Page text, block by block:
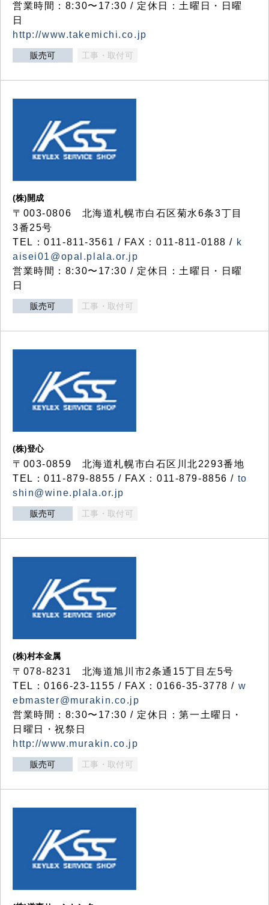
営業時間：8:30〜17:30 / 定休日：土曜日・日曜
日
http://www.takemichi.co.jp
販売可 工事・取付可
(株)開成
〒003-0806 北海道札幌市白石区菊水6条3丁目
3番25号
TEL：011-811-3561 / FAX：011-811-0188 / k
aisei01@opal.plala.or.jp
営業時間：8:30〜17:30 / 定休日：土曜日・日曜
日
販売可 工事・取付可
(株)登心
〒003-0859 北海道札幌市白石区川北2293番地
TEL：011-879-8855 / FAX：011-879-8856 / to
shin@wine.plala.or.jp
販売可 工事・取付可
(株)村本金属
〒078-8231 北海道旭川市2条通15丁目左5号
TEL：0166-23-1155 / FAX：0166-35-3778 / w
ebmaster@murakin.co.jp
営業時間：8:30〜17:30 / 定休日：第一土曜日・
日曜日・祝祭日
http://www.murakin.co.jp
販売可 工事・取付可